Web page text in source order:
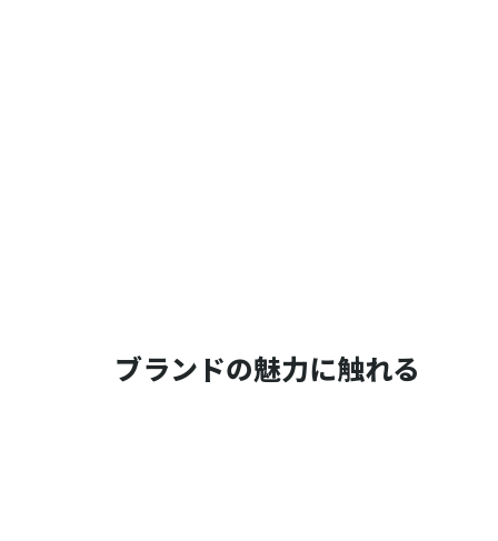
ブランドの魅力に触れる